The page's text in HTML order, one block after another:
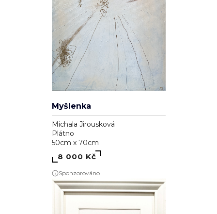
Myšlenka
Michala Jirousková
Plátno
50cm x 70cm
8 000 Kč
Sponzorováno